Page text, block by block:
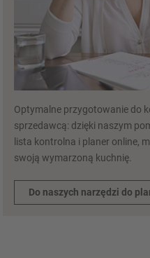
Optymalne przygotowanie do
sprzedawcą: dzięki naszym
lista kontrolna i planer online,
swoją wymarzoną kuchnię.
Do naszych narzędzi do